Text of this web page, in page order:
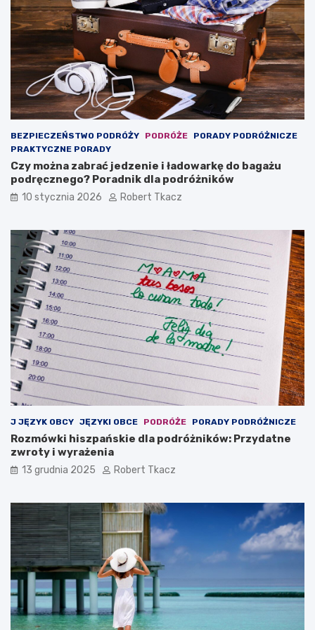
o
r
a
d
n
i
k
l
p
o
d
r
ó
i
k
ó
w
z
o
b
a
c
z
y
i
w
i
e
d
z
BEZPIECZEŃSTWO PODRÓŻY PODRÓŻE
PORADY PODRÓŻNICZE
PRAKTYCZNE PORADY
Czy można zabrać jedzenie i ładowarkę do bagażu
podręcznego? Poradnik dla podróżników
10 stycznia 2026 Robert Tkacz
J JĘZYK OBCY JĘZYKI OBCE PODRÓŻE PORADY PODRÓŻNICZE
Rozmówki hiszpańskie dla podróżników: Przydatne
zwroty i wyrażenia
13 grudnia 2025 Robert Tkacz